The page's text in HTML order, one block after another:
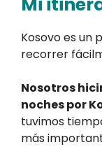
Kosovo es un
recorrer
Nosotros
noches por
tuvimos
más